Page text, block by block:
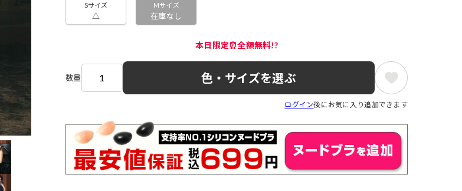
Sサイズ
△
Mサイズ
在庫なし
本日限定⏰全額無料!?
数量 色・サイズを選ぶ
ログイン後にお気に入り追加できます